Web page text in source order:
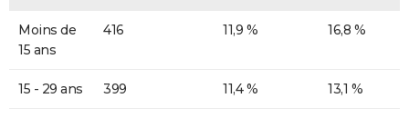
Moins de
15 ans
416 11,9 % 16,8 %
15 - 29 ans 399 11,4 % 13,1 %